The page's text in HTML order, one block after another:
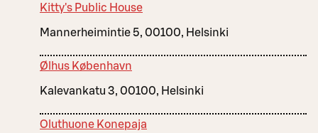
Kitty's Public House
Mannerheimintie 5, 00100, Helsinki
Ølhus København
Kalevankatu 3, 00100, Helsinki
Oluthuone Konepaja